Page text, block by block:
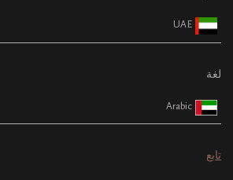
UAE
لغة
Arabic
تابع